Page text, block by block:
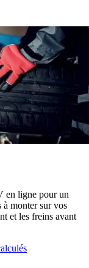
en ligne pour un
à monter sur vos
et les freins avant